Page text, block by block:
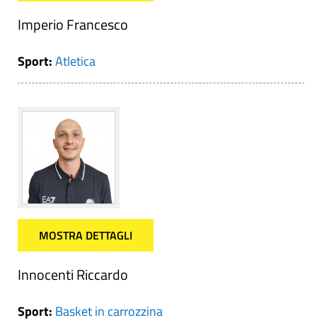
Imperio Francesco
Sport:Atletica
MOSTRA DETTAGLI
Innocenti Riccardo
Sport: Basket in carrozzina